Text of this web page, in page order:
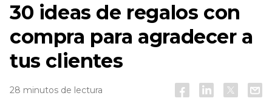
30 ideas de regalos con
compra para agradecer a
tus clientes
28 minutos de lectura